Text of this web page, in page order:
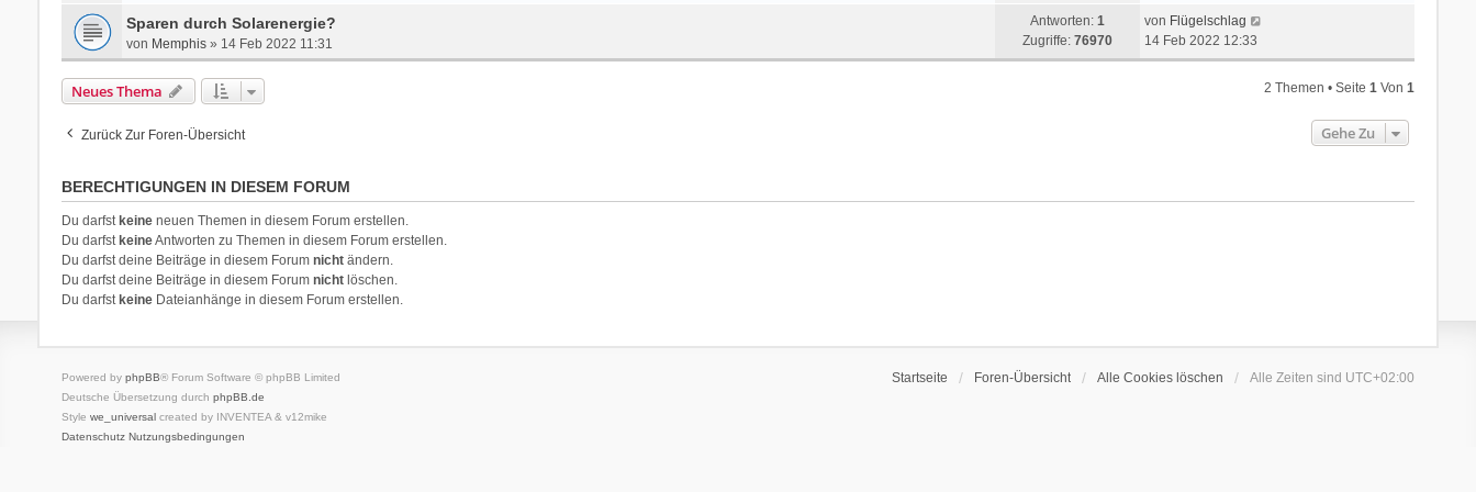
Sparen durch Solarenergie?
von Memphis» 14 Feb 2022 11:31
Antworten: 1
Zugriffe: 76970
von Flügelschlag
14 Feb 2022 12:33
Neues Thema 2 Themen • Seite1 Von1
Zurück Zur Foren-Übersicht Gehe Zu
BERECHTIGUNGEN IN DIESEM FORUM
Du darfst keineneuen Themen in diesem Forum erstellen.
Du darfst keineAntworten zu Themen in diesem Forum erstellen.
Du darfst deine Beiträge in diesem Forum nichtändern.
Du darfst deine Beiträge in diesem Forum nichtlöschen.
Du darfst keineDateianhänge in diesem Forum erstellen.
Startseite Foren-Übersicht Alle Cookies löschen Alle Zeiten sind UTC+02:00
Powered by phpBB® Forum Software © phpBB Limited
Deutsche Übersetzung durch phpBB.de
Style we_universal created by INVENTEA & v12mike
Datenschutz Nutzungsbedingungen